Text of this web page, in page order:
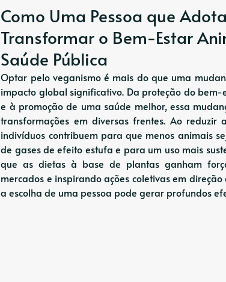
Como Uma Pessoa que
Transformar o Bem-Estar
Saúde Pública
Optar pelo veganismo é mais do que uma
impacto global significativo. Da proteção do
e à promoção de uma saúde melhor, essa
transformações em diversas frentes. Ao
indivíduos contribuem para que menos animais
de gases de efeito estufa e para um uso mais
que as dietas à base de plantas ganham
mercados e inspirando ações coletivas em
a escolha de uma pessoa pode gerar profundos